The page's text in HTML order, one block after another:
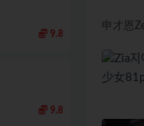
9.8
9.8
申才恩